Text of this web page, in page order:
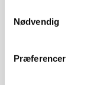
Nødvendig
Præferencer
hvordan